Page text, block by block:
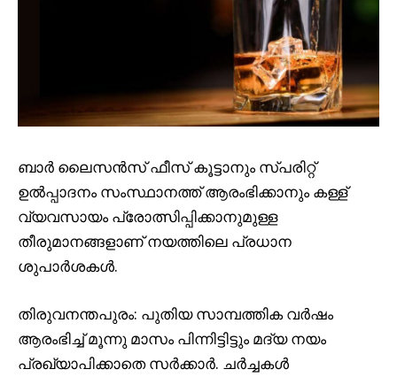
ബാർ ലൈസൻസ് ഫീസ് കൂട്ടാനും സ്പരിറ്റ്
ഉൽപ്പാദനം സംസ്ഥാനത്ത് ആരംഭിക്കാനും കള്ള്
വ്യവസായം പ്രോത്സിപ്പിക്കാനുമുള്ള
തീരുമാനങ്ങളാണ് നയത്തിലെ പ്രധാന
ശുപാർശകള്‍.
തിരുവനന്തപുരം: പുതിയ സാമ്പത്തിക വർഷം
ആരംഭിച്ച് മൂന്നു മാസം പിന്നിട്ടിട്ടും മദ്യ നയം
പ്രഖ്യാപിക്കാതെ സർക്കാർ. ചർച്ചകള്‍